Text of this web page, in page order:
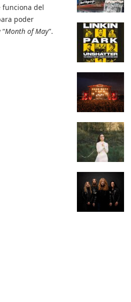
funciona del
poder
“Month of May”.